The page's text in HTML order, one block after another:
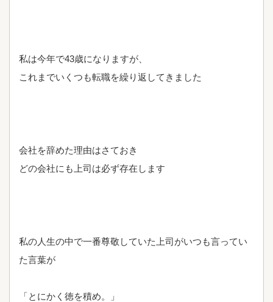
私は今年で43歳になりますが、
これまでいくつも転職を繰り返してきました
会社を辞めた理由はさておき
どの会社にも上司は必ず存在します
私の人生の中で一番尊敬していた上司がいつも言ってい
た言葉が
「とにかく徳を積め。」